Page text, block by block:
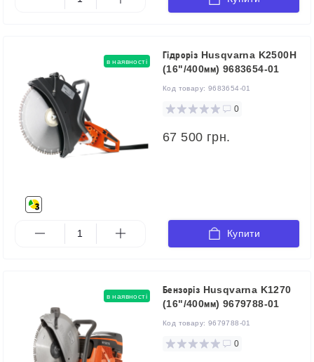
в наявності
Гідроріз Husqvarna K2500H
(16"/400мм) 9683654-01
Код товару: 9683654-01
0
67 500 грн.
Купити
в наявності
Бензоріз Husqvarna K1270
(16"/400мм) 9679788-01
Код товару: 9679788-01
0